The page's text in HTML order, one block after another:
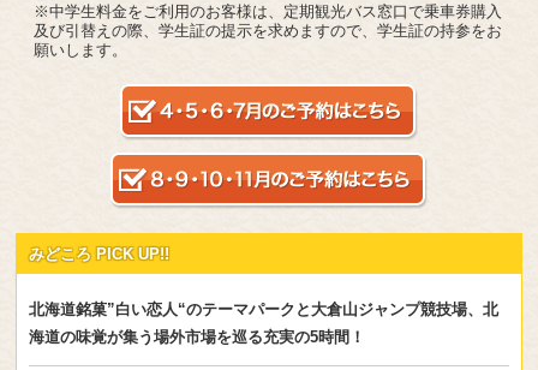
※中学生料金をご利用のお客様は、定期観光バス窓口で乗車券購入
及び引替えの際、学生証の提示を求めますので、学生証の持参をお
願いします。
みどころ PICK UP!!
北海道銘菓”白い恋人“のテーマパークと大倉山ジャンプ競技場、北
海道の味覚が集う場外市場を巡る充実の5時間！